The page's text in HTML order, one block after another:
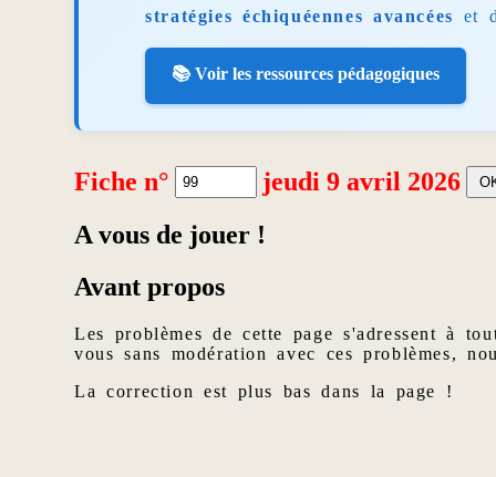
stratégies échiquéennes avancées
et
📚 Voir les ressources pédagogiques
Fiche n°
jeudi 9 avril 2026
A vous de jouer !
Avant propos
Les problèmes de cette page s'adressent à
vous sans modération avec ces problèmes,
La correction est plus bas dans la page !